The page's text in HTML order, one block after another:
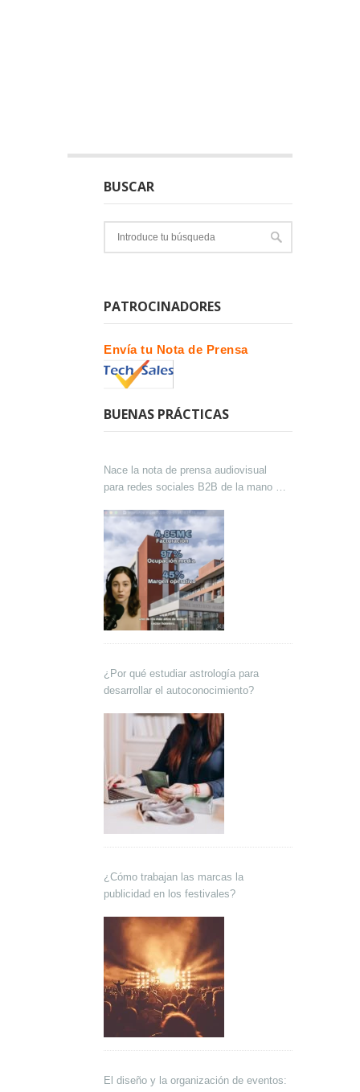
BUSCAR
PATROCINADORES
Envía tu Nota de Prensa
BUENAS PRÁCTICAS
Nace la nota de prensa audiovisual
para redes sociales B2B de la mano de
¿Por qué estudiar astrología para
desarrollar el autoconocimiento?
¿Cómo trabajan las marcas la
publicidad en los festivales?
El diseño y la organización de eventos: